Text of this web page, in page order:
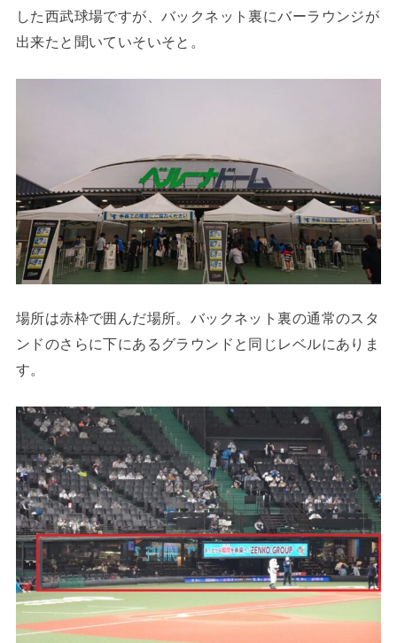
した西武球場ですが、バックネット裏にバーラウンジが
出来たと聞いていそいそと。
場所は赤枠で囲んだ場所。バックネット裏の通常のスタ
ンドのさらに下にあるグラウンドと同じレベルにありま
す。